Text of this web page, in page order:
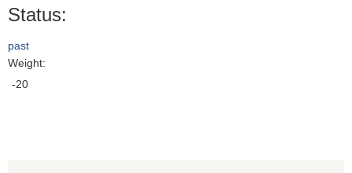
Status:
past
Weight:
-20